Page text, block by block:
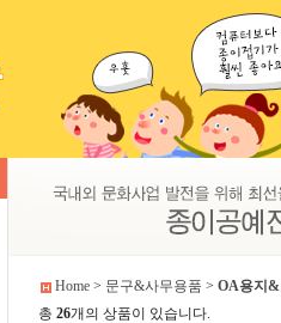
Home > 문구&사무용품 > OA용지
총 26개의 상품이 있습니다.